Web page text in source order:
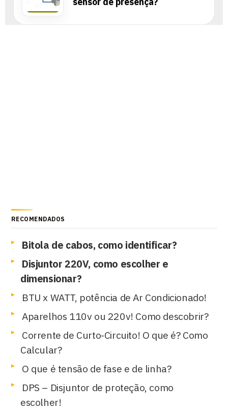
RECOMENDADOS
Bitola de cabos, como identificar?
Disjuntor 220V, como escolher e
dimensionar?
BTU x WATT, potência de Ar Condicionado!
Aparelhos 110v ou 220v! Como descobrir?
Corrente de Curto-Circuito! O que é? Como
Calcular?
O que é tensão de fase e de linha?
DPS – Disjuntor de proteção, como
escolher!